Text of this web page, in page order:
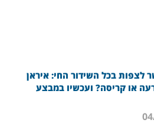
לצפות בכל השידור החי: איראן
או קריסה? ועכשיו במבצע